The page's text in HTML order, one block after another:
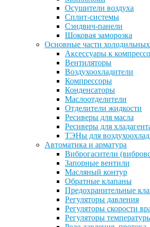
Осушители воздуха
Сплит-системы
Сэндвич-панели
Шоковая заморозка
Основные части
Аксессуары к
Вентиляторы
Воздухоохладители
Компрессоры
Конденсаторы
Маслоотделители
Отделители жидкости
Ресиверы для масла
Ресиверы для
ТЭНы для
Автоматика и арматура
Виброгасители
Запорные вентили
Масляный контур
Обратные клапаны
Предохранительные
Регуляторы давления
Регуляторы скорости
Регуляторы